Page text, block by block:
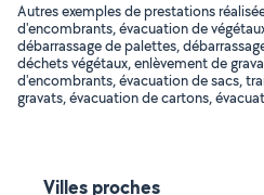
Autres exemples de prestations
d'encombrants, évacuation de
débarrassage de palettes,
déchets végétaux, enlèvement de
d'encombrants, évacuation de sacs,
gravats, évacuation de cartons,
Villes proches